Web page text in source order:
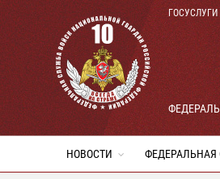
ГОСУСЛУГИ
НОВОСТИ